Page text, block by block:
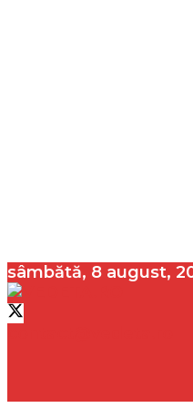
sâmbătă, 8 august,